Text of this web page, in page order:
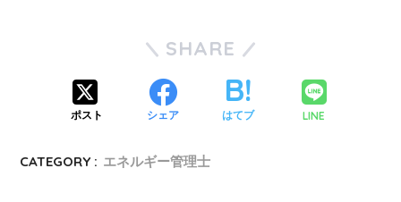
SHARE
ポスト シェア はてブ LINE
CATEGORY : エネルギー管理士